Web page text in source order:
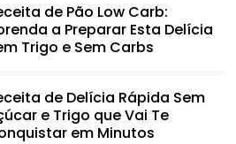
de Pão Low Carb:
a Preparar Esta Delícia
Trigo e Sem Carbs
de Delícia Rápida Sem
e Trigo que Vai Te
em Minutos